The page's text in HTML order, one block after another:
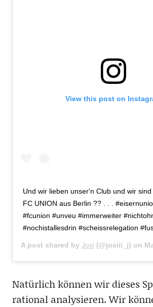
View this post on
Und wir lieben unser'n Club und wir
FC UNION aus Berlin ?? . . .
#fcunion #unveu #immerweiter
#nochistallesdrin #scheissrelegation
A post shared by Josi (@josiii_j) on
Natürlich können wir dieses
rational analysieren. Wir